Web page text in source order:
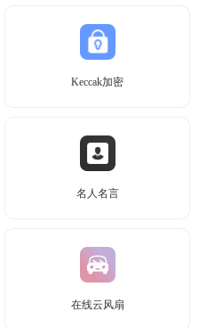
Keccak加密
名人名言
在线云风扇